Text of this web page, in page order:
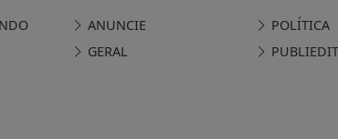
ANUNCIE
POLÍTICA
GERAL